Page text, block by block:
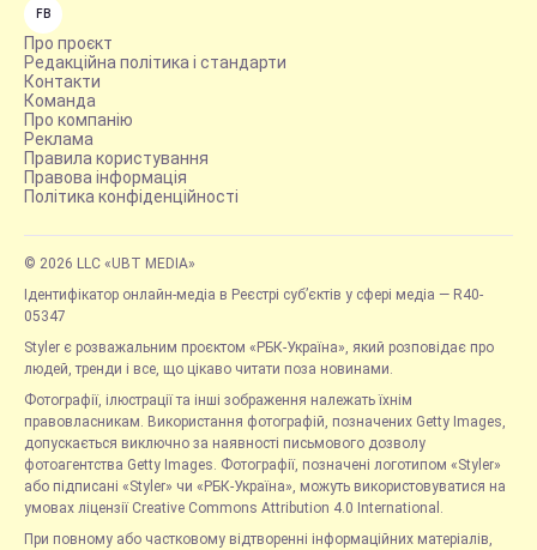
FB
Про проєкт
Редакційна політика і стандарти
Контакти
Команда
Про компанію
Реклама
Правила користування
Правова інформація
Політика конфіденційності
© 2026 LLC «UBT MEDIA»
Ідентифікатор онлайн-медіа в Реєстрі суб’єктів у сфері медіа — R40-
05347
Styler є розважальним проєктом «РБК-Україна», який розповідає про
людей, тренди і все, що цікаво читати поза новинами.
Фотографії, ілюстрації та інші зображення належать їхнім
правовласникам. Використання фотографій, позначених Getty Images,
допускається виключно за наявності письмового дозволу
фотоагентства Getty Images. Фотографії, позначені логотипом «Styler»
або підписані «Styler» чи «РБК-Україна», можуть використовуватися на
умовах ліцензії Creative Commons Attribution 4.0 International.
При повному або частковому відтворенні інформаційних матеріалів,